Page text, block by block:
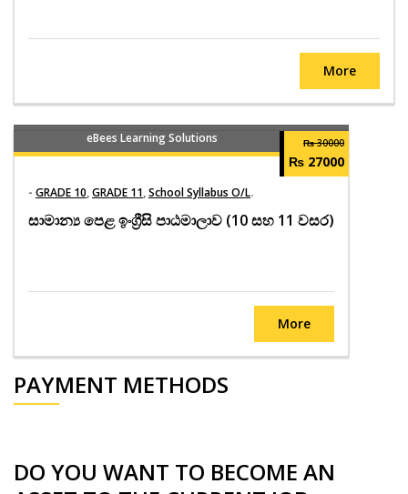
More
₨ 30000
₨ 27000
eBees Learning Solutions
- GRADE 10,GRADE 11,School Syllabus O/L.
සාමාන්‍ය පෙළ ඉංග්‍රීසි පාඨමාලාව (10 සහ 11 වසර)
More
PAYMENT METHODS
DO YOU WANT TO BECOME AN